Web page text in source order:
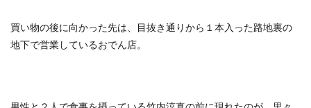
買い物の後に向かった先は、目抜き通りから１本入った路地裏の
地下で営業しているおでん店。